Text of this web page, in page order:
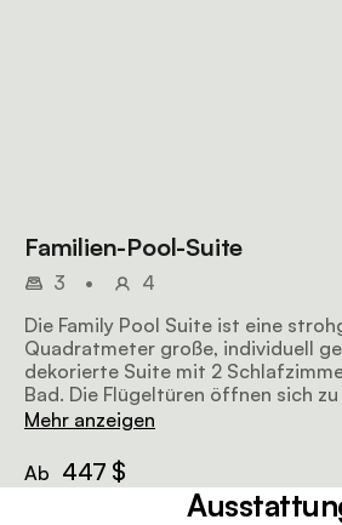
Familien-Pool-Suite
3 •
4
Die Family Pool Suite ist eine
Quadratmeter große, individuell
dekorierte Suite mit 2
Bad. Die Flügeltüren öffnen sich
Pool und einer Sonnenterrasse mit
Mehr anzeigen
Ab 447 $